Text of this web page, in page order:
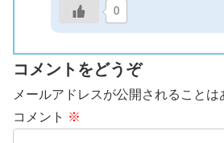
0
コメントをどうぞ
メールアドレスが公開されることは
コメント ※